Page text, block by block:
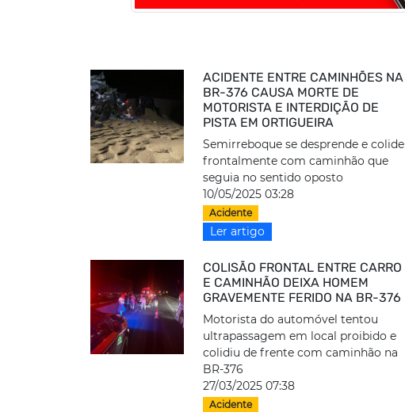
ACIDENTE ENTRE CAMINHÕES NA
BR-376 CAUSA MORTE DE
MOTORISTA E INTERDIÇÃO DE
PISTA EM ORTIGUEIRA
Semirreboque se desprende e colide
frontalmente com caminhão que
seguia no sentido oposto
10/05/2025 03:28
Acidente
Ler artigo
COLISÃO FRONTAL ENTRE CARRO
E CAMINHÃO DEIXA HOMEM
GRAVEMENTE FERIDO NA BR-376
Motorista do automóvel tentou
ultrapassagem em local proibido e
colidiu de frente com caminhão na
BR-376
27/03/2025 07:38
Acidente